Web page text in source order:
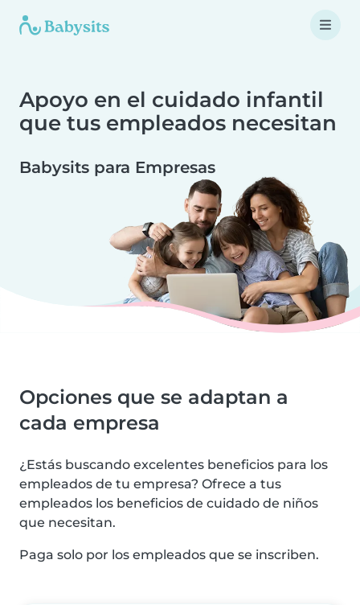
Apoyo en el cuidado infantil
que tus empleados necesitan
Babysits para Empresas
Opciones que se adaptan a
cada empresa
¿Estás buscando excelentes beneficios para los
empleados de tu empresa? Ofrece a tus
empleados los beneficios de cuidado de niños
que necesitan.
Paga solo por los empleados que se inscriben.